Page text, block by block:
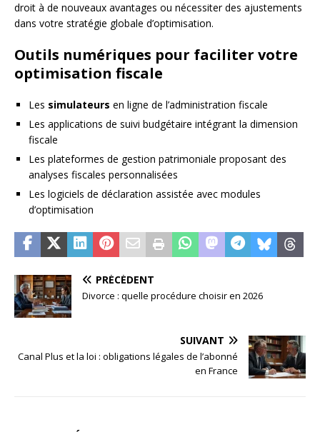
droit à de nouveaux avantages ou nécessiter des ajustements
dans votre stratégie globale d’optimisation.
Outils numériques pour faciliter votre
optimisation fiscale
Les simulateurs en ligne de l’administration fiscale
Les applications de suivi budgétaire intégrant la dimension
fiscale
Les plateformes de gestion patrimoniale proposant des
analyses fiscales personnalisées
Les logiciels de déclaration assistée avec modules
d’optimisation
PRÉCÉDENT
Divorce : quelle procédure choisir en 2026
SUIVANT
Canal Plus et la loi : obligations légales de l’abonné
en France